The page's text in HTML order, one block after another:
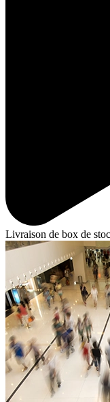
Livraison de box de